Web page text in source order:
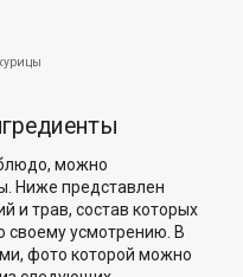
можно
Ниже представлен
и трав, состав которых
своему усмотрению. В
фото которой можно